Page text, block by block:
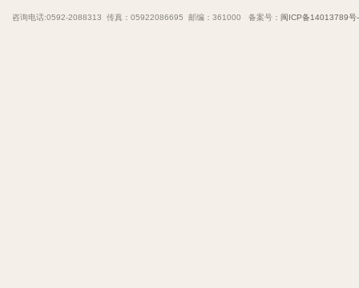
咨询电话:0592-2088313 传真：05922086695 邮编：361000 备案号： 闽ICP备14013789号